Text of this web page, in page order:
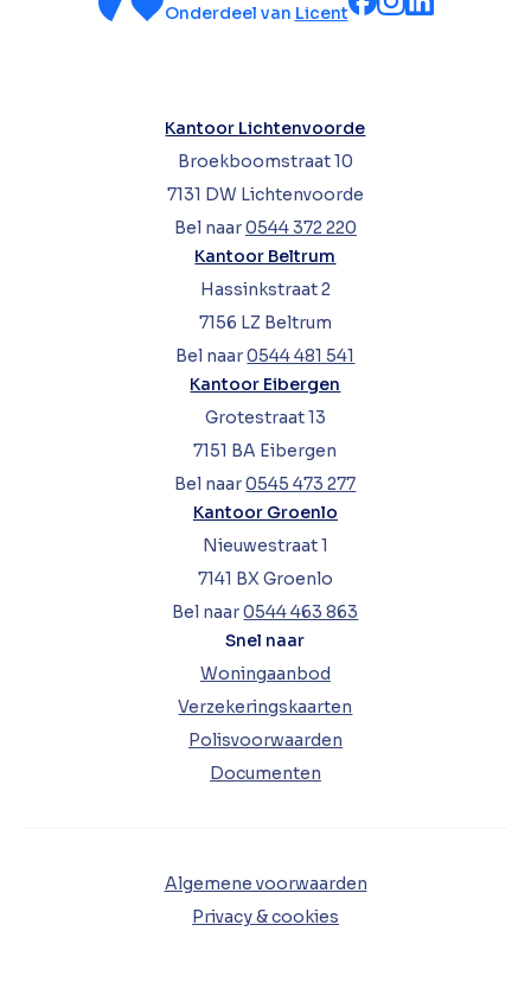
Onderdeel van Licent
Kantoor Lichtenvoorde
Broekboomstraat 10
7131 DW Lichtenvoorde
Bel naar0544 372 220
Kantoor Beltrum
Hassinkstraat 2
7156 LZ Beltrum
Bel naar0544 481 541
Kantoor Eibergen
Grotestraat 13
7151 BA Eibergen
Bel naar0545 473 277
Kantoor Groenlo
Nieuwestraat 1
7141 BX Groenlo
Bel naar0544 463 863
Snel naar
Woningaanbod
Verzekeringskaarten
Polisvoorwaarden
Documenten
Algemene voorwaarden
Privacy & cookies